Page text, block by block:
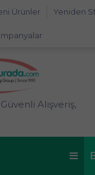
Ürünler Yeniden
Alışveriş,